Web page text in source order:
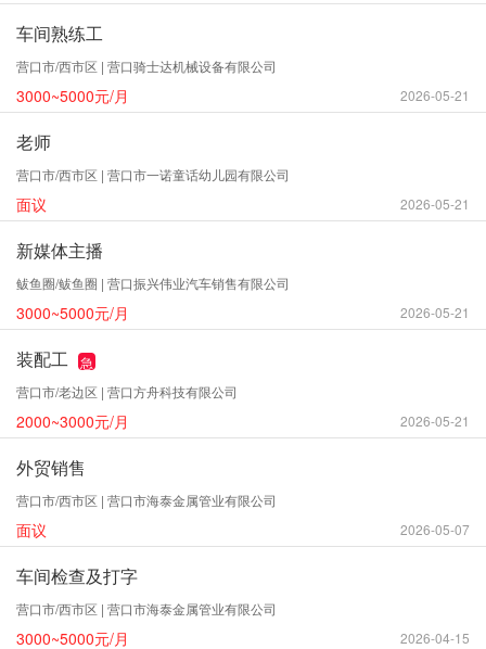
车间熟练工
营口市/西市区 | 营口骑士达机械设备有限公司
3000~5000元/月 2026-05-21
老师
营口市/西市区 | 营口市一诺童话幼儿园有限公司
面议 2026-05-21
新媒体主播
鲅鱼圈/鲅鱼圈 | 营口振兴伟业汽车销售有限公司
3000~5000元/月 2026-05-21
装配工
急
营口市/老边区 | 营口方舟科技有限公司
2000~3000元/月 2026-05-21
外贸销售
营口市/西市区 | 营口市海泰金属管业有限公司
面议 2026-05-07
车间检查及打字
营口市/西市区 | 营口市海泰金属管业有限公司
3000~5000元/月 2026-04-15